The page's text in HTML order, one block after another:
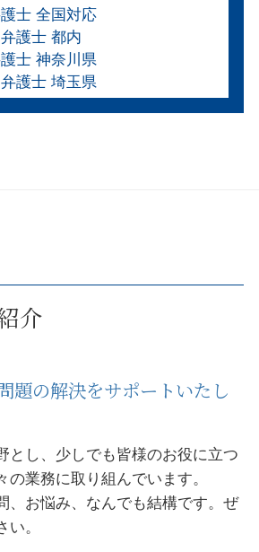
士 全国対応
護士 都内
士 神奈川県
護士 埼玉県
介
題の解決をサポートいたし
とし、少しでも皆様のお役に立つ
の業務に取り組んでいます。
、お悩み、なんでも結構です。ぜ
。